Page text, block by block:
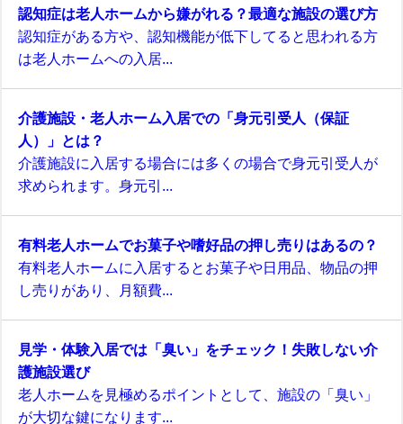
認知症は老人ホームから嫌がれる？最適な施設の選び方
認知症がある方や、認知機能が低下してると思われる方
は老人ホームへの入居...
介護施設・老人ホーム入居での「身元引受人（保証
人）」とは？
介護施設に入居する場合には多くの場合で身元引受人が
求められます。身元引...
有料老人ホームでお菓子や嗜好品の押し売りはあるの？
有料老人ホームに入居するとお菓子や日用品、物品の押
し売りがあり、月額費...
見学・体験入居では「臭い」をチェック！失敗しない介
護施設選び
老人ホームを見極めるポイントとして、施設の「臭い」
が大切な鍵になります...